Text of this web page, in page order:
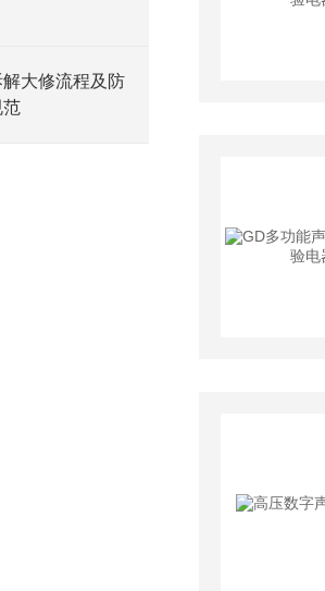
大修流程及防
范